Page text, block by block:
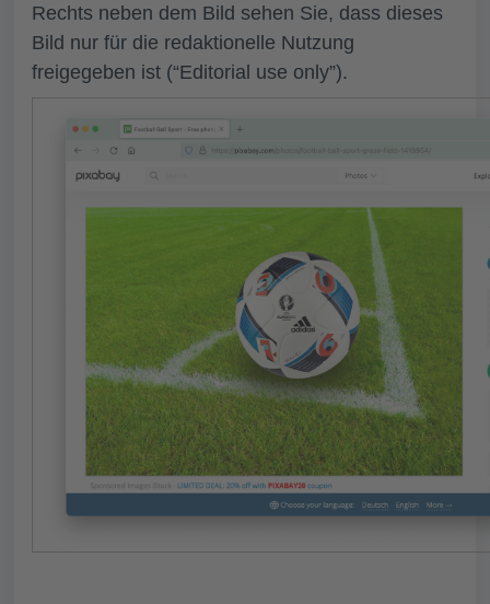
Rechts neben dem Bild sehen Sie, dass dieses
Bild nur für die redaktionelle Nutzung
freigegeben ist (“Editorial use only”).